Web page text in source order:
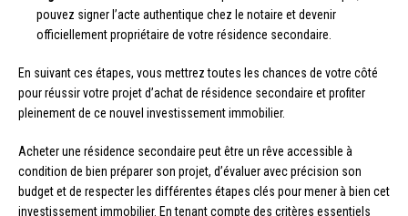
pouvez signer l’acte authentique chez le notaire et devenir
officiellement propriétaire de votre résidence secondaire.
En suivant ces étapes, vous mettrez toutes les chances de votre côté
pour réussir votre projet d’achat de résidence secondaire et profiter
pleinement de ce nouvel investissement immobilier.
Acheter une résidence secondaire peut être un rêve accessible à
condition de bien préparer son projet, d’évaluer avec précision son
budget et de respecter les différentes étapes clés pour mener à bien cet
investissement immobilier. En tenant compte des critères essentiels